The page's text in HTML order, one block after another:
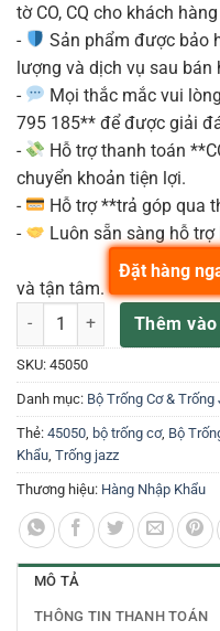
tờ CO, CQ cho khách
-
Sản phẩm được bảo
lượng và dịch vụ sau bán
-
Mọi thắc mắc vui
795 185** để được giải
-
Hỗ trợ thanh toán
chuyển khoản tiện lợi.
-
Hỗ trợ **trả góp qua
-
Luôn sẵn sàng hỗ
và tận tâm.
DSVE2214ECBR – Trống
Thêm
Đặt hàng
SKU: 45050
Danh mục: Bộ Trống Cơ & Trống
Thẻ: 45050 bộ trống cơ, Bộ
Khẩu Trống jazz
Thương hiệu: Hàng Nhập Khẩu
MÔ TẢ
THÔNG TIN THANH TOÁN